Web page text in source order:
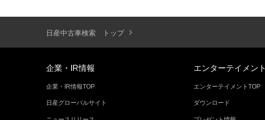
日産中古車検索 トップ
企業・IR情報
企業・IR情報TOP
日産グローバルサイト
エンターテイメント
エンターテイメントTOP
ダウンロード